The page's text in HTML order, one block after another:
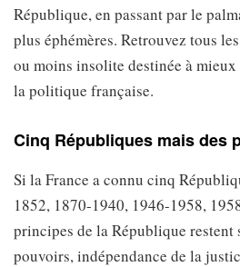
République, en passant par le
plus éphémères. Retrouvez tous
ou moins insolite destinée à
la politique française.
Cinq Républiques mais des
Si la France a connu cinq
1852, 1870-1940, 1946-1958,
principes de la République restent
pouvoirs, indépendance de la